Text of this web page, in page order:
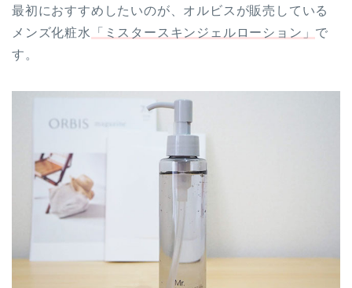
最初におすすめしたいのが、オルビスが販売している
メンズ化粧水
「ミスタースキンジェルローション」 で
す。